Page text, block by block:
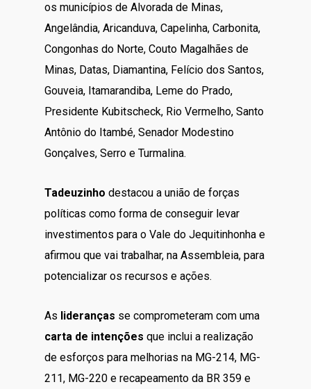
os municípios de Alvorada de Minas,
Angelândia, Aricanduva, Capelinha, Carbonita,
Congonhas do Norte, Couto Magalhães de
Minas, Datas, Diamantina, Felício dos Santos,
Gouveia, Itamarandiba, Leme do Prado,
Presidente Kubitscheck, Rio Vermelho, Santo
Antônio do Itambé, Senador Modestino
Gonçalves, Serro e Turmalina.
Tadeuzinho destacou a união de forças
políticas como forma de conseguir levar
investimentos para o Vale do Jequitinhonha e
afirmou que vai trabalhar, na Assembleia, para
potencializar os recursos e ações.
As lideranças se comprometeram com uma
carta de intenções que inclui a realização
de esforços para melhorias na MG-214, MG-
211, MG-220 e recapeamento da BR 359 e